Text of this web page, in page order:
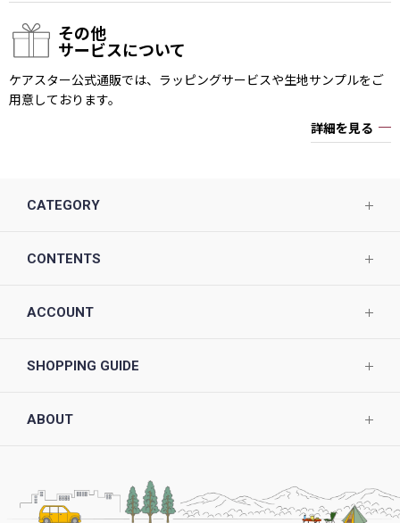
その他
サービスについて
ケアスター公式通販では、ラッピングサービスや生地サンプルをご
用意しております。
詳細を見る
CATEGORY
CONTENTS
ACCOUNT
SHOPPING GUIDE
ABOUT